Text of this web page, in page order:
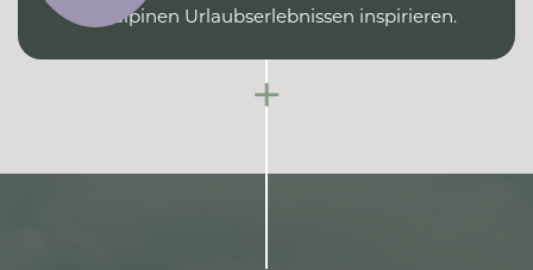
von alpinen Urlaubserlebnissen inspirieren.
+